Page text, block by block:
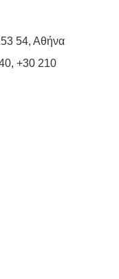
54, Αθήνα
, +30 210